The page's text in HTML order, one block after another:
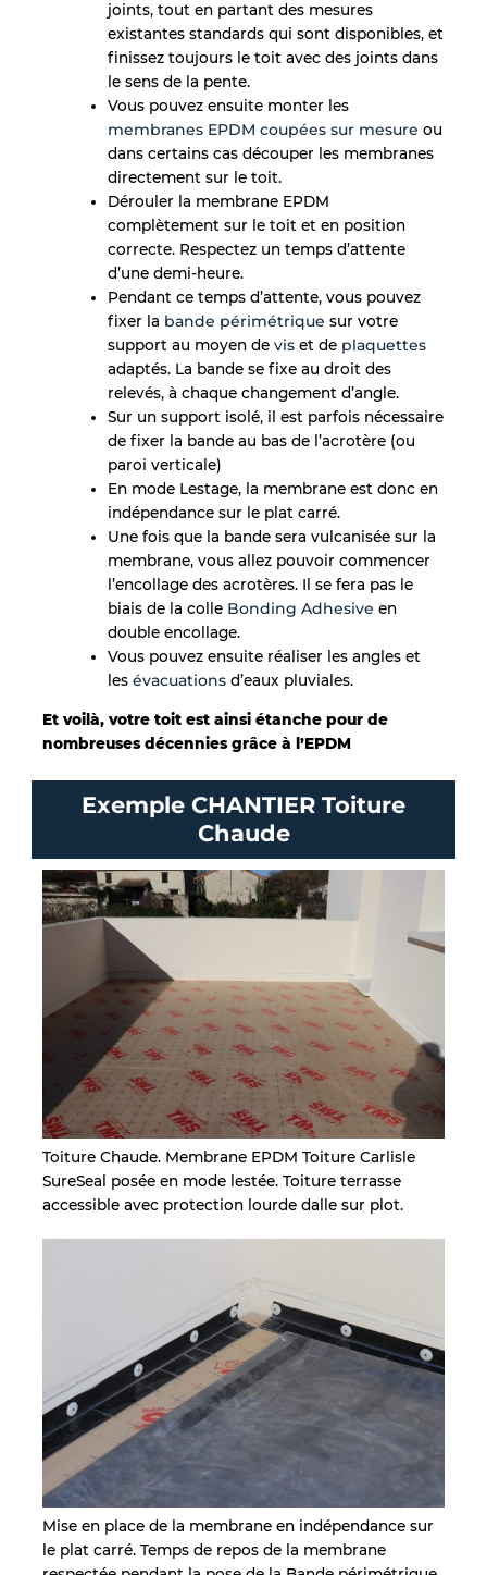
joints, tout en partant des mesures
existantes standards qui sont disponibles, et
finissez toujours le toit avec des joints dans
le sens de la pente.
Vous pouvez ensuite monter les
membranes EPDM coupées sur mesure ou
dans certains cas découper les membranes
directement sur le toit.
Dérouler la membrane EPDM
complètement sur le toit et en position
correcte. Respectez un temps d’attente
d’une demi-heure.
Pendant ce temps d’attente, vous pouvez
fixer la bande périmétrique sur votre
support au moyen deviset de plaquettes
adaptés. La bande se fixe au droit des
relevés, à chaque changement d’angle.
Sur un support isolé, il est parfois nécessaire
de fixer la bande au bas de l’acrotère (ou
paroi verticale)
En mode Lestage, la membrane est donc en
indépendance sur le plat carré.
Une fois que la bande sera vulcanisée sur la
membrane, vous allez pouvoir commencer
l’encollage des acrotères. Il se fera pas le
biais de la colle Bonding Adhesive en
double encollage.
Vous pouvez ensuite réaliser les angles et
lesévacuationsd’eaux pluviales.
Et voilà, votre toit est ainsi étanche pour de
nombreuses décennies grâce à l’EPDM
Exemple CHANTIER Toiture
Chaude
Toiture Chaude. Membrane EPDM Toiture Carlisle
SureSeal posée en mode lestée. Toiture terrasse
accessible avec protection lourde dalle sur plot.
Mise en place de la membrane en indépendance sur
le plat carré. Temps de repos de la membrane